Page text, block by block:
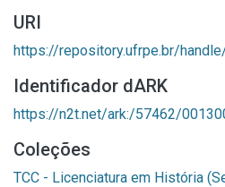
URI
https://repository.ufrpe.br/
Identificador dARK
https://n2t.net/ark:/57462/
Coleções
TCC - Licenciatura em História